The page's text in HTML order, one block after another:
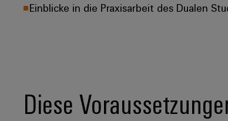
Einblicke in die Praxisarbeit des Dualen
Diese